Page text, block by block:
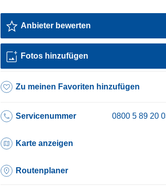
Anbieter bewerten
Fotos hinzufügen
Zu meinen Favoriten hinzufügen
Servicenummer
Karte anzeigen
Routenplaner